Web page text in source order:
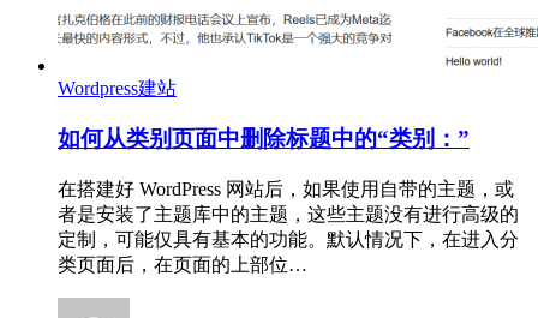
Wordpress建站
如何从类别页面中删除标题中的“类别：”
在搭建好 WordPress 网站后，如果使用自带的主题，或
者是安装了主题库中的主题，这些主题没有进行高级的
定制，可能仅具有基本的功能。默认情况下，在进入分
类页面后，在页面的上部位…